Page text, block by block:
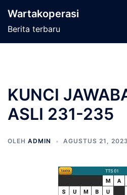
Wartakoperasi
Berita terbaru
KUNCI
ASLI 231-235
OLEH ADMIN AGUSTUS 21, 2023